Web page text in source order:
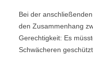
Bei der
den Zusammenhang
Gerechtigkeit: Es
Schwächeren